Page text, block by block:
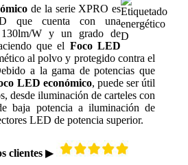
de la serie XPRO es
que cuenta con una
W y un grado de
que el Foco LED
al polvo y protegido contra el
a la gama de potencias que
LED económico, puede ser útil
desde iluminación de carteles con
baja potencia a iluminación de
LED de potencia superior.
clientes ▶